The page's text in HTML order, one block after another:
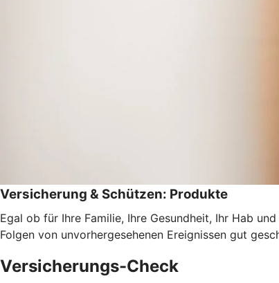
Versicherung & Schützen: Produkte
Egal ob für Ihre Familie, Ihre Gesundheit, Ihr Hab
Folgen von unvorhergesehenen Ereignissen gut
Versicherungs-Check